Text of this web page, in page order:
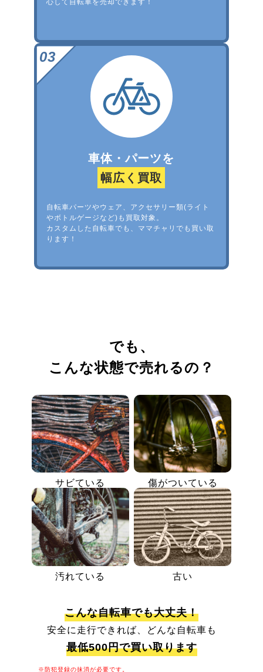
心して自転車を売却できます！
車体・パーツを
幅広く買取
自転車パーツやウェア、アクセサリー類(ライト
やボトルゲージなど)も買取対象。
カスタムした自転車でも、ママチャリでも買い取
ります！
でも、
こんな状態で売れるの？
サビている 傷がついている
汚れている 古い
こんな自転車でも大丈夫！
安全に走行できれば、どんな自転車も
最低500円で買い取ります
※防犯登録の抹消が必要です。